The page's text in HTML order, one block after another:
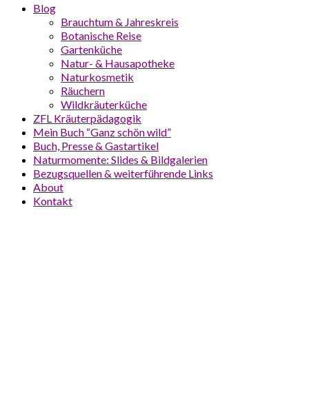
Blog
Brauchtum & Jahreskreis
Botanische Reise
Gartenküche
Natur- & Hausapotheke
Naturkosmetik
Räuchern
Wildkräuterküche
ZFL Kräuterpädagogik
Mein Buch “Ganz schön wild”
Buch, Presse & Gastartikel
Naturmomente: Slides & Bildgalerien
Bezugsquellen & weiterführende Links
About
Kontakt